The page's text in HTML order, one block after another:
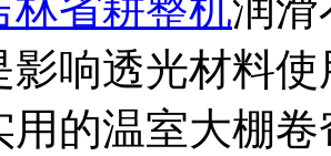
影响透光材料
用的温室大棚